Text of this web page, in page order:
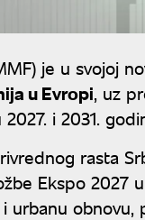
je u svojoj
u Evropi, uz
i 2031.
rasta
Ekspo 2027
urbanu obnovu,